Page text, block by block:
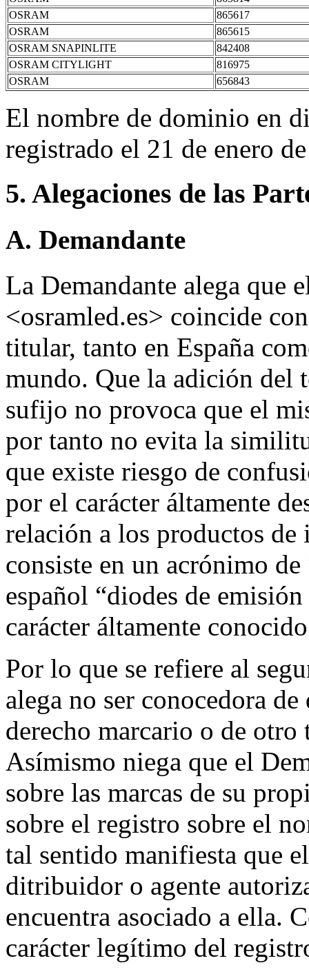
OSRAM
865617
OSRAM
865615
OSRAM SNAPINLITE
842408
OSRAM CITYLIGHT
816975
OSRAM
656843
El nombre de dominio en
registrado el 21 de enero
5. Alegaciones de las
A. Demandante
La Demandante alega que
<osramled.es> coincide
titular, tanto en España
mundo. Que la adición del
sufijo no provoca que el
por tanto no evita la
que existe riesgo de
por el carácter áltamente
relación a los productos
consiste en un acrónimo
español “diodes de
carácter áltamente
Por lo que se refiere al
alega no ser conocedora
derecho marcario o de
Asímismo niega que el
sobre las marcas de su
sobre el registro sobre el
tal sentido manifiesta que
ditribuidor o agente
encuentra asociado a ella.
carácter legítimo del